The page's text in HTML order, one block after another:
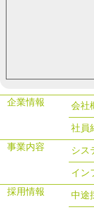
企業情報 会社
社員
事業内容
シス
イン
採用情報
中途